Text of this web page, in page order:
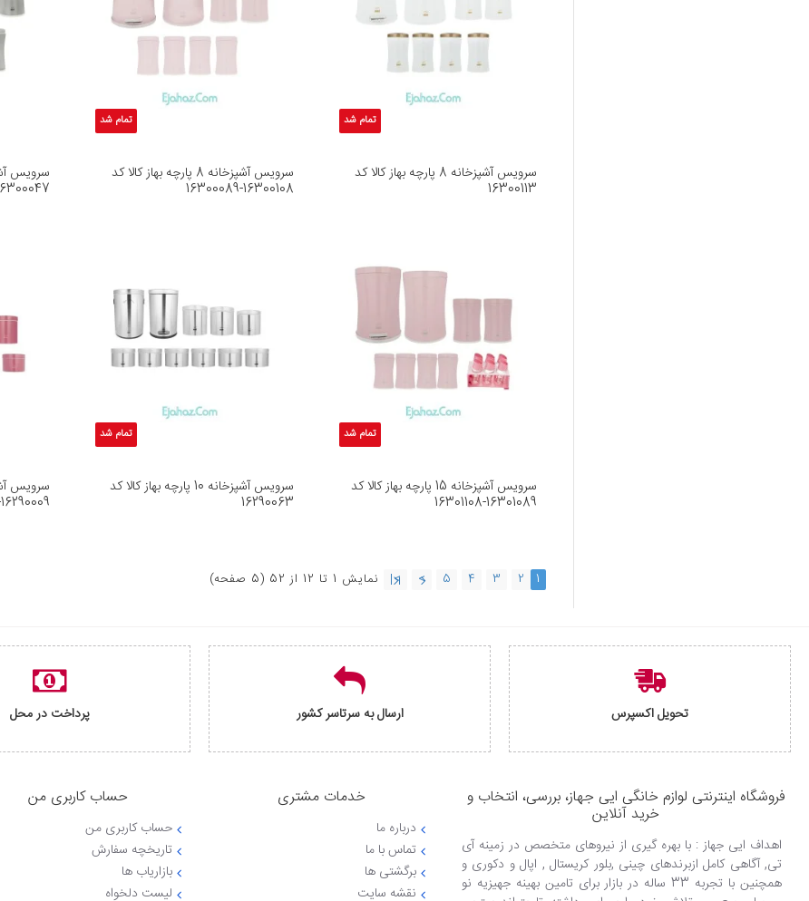
تمام شد
سرویس آشپزخانه 8 پارچه بهاز کالا کد
16300113
تمام شد
سرویس آشپزخانه 8 پارچه بهاز کالا کد
16300108-16300089
تمام شد
سرویس آشپزخانه 15 پارچه بهاز کالا کد
16301089-16301108
تمام شد
سرویس آشپزخانه 10 پارچه بهاز کالا کد
16290063
16290009-16290089
1
2
3
4
5
>
>| نمايش 1 تا 12 از 52 (5 صفحه)
تحویل اکسپرس ارسال به سرتاسر کشور پرداخت در محل
فروشگاه اینترنتی لوازم خانگی ایی جهاز، بررسی، انتخاب و
خرید آنلاین
اهداف ایی جهاز : با بهره گیری از نیروهای متخصص در زمینه آی
تی, آگاهی کامل ازبرندهای چینی ,بلور کریستال , اپال و دکوری و
همچنین با تجربه 33 ساله در بازار برای تامین بهینه جهیزیه نو
خدمات مشتری
درباره ما
تماس با ما
برگشتی ها
نقشه سایت
حساب کاربری من
حساب کاربری من
تاریخچه سفارش
بازاریاب ها
لیست دلخواه